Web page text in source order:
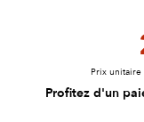
Prix unitaire
Profitez d'un